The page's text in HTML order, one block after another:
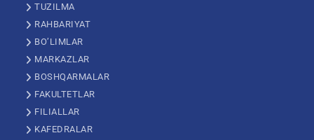
TUZILMA
RAHBARIYAT
BO’LIMLAR
MARKAZLAR
BOSHQARMALAR
FAKULTETLAR
FILIALLAR
KAFEDRALAR